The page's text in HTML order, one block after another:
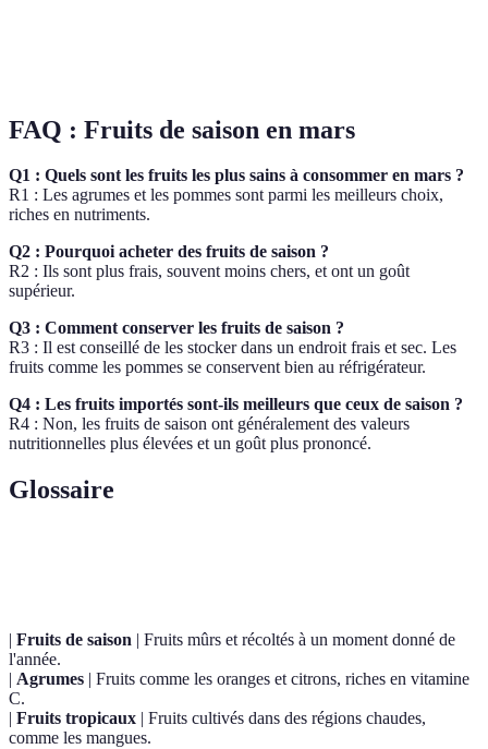
FAQ : Fruits de saison en mars
Q1 : Quels sont les fruits les plus sains à consommer en mars ?
R1 : Les agrumes et les pommes sont parmi les meilleurs choix,
riches en nutriments.
Q2 : Pourquoi acheter des fruits de saison ?
R2 : Ils sont plus frais, souvent moins chers, et ont un goût
supérieur.
Q3 : Comment conserver les fruits de saison ?
R3 : Il est conseillé de les stocker dans un endroit frais et sec. Les
fruits comme les pommes se conservent bien au réfrigérateur.
Q4 : Les fruits importés sont-ils meilleurs que ceux de saison ?
R4 : Non, les fruits de saison ont généralement des valeurs
nutritionnelles plus élevées et un goût plus prononcé.
Glossaire
| Fruits de saison | Fruits mûrs et récoltés à un moment donné de
l'année.
| Agrumes | Fruits comme les oranges et citrons, riches en vitamine
C.
| Fruits tropicaux | Fruits cultivés dans des régions chaudes,
comme les mangues.